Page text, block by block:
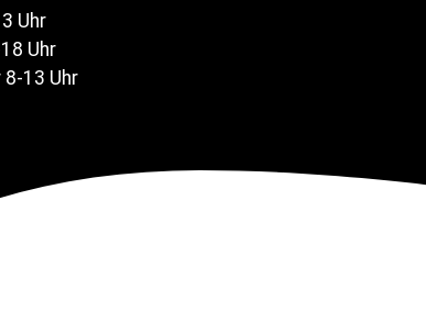
Uhr
Uhr
13 Uhr